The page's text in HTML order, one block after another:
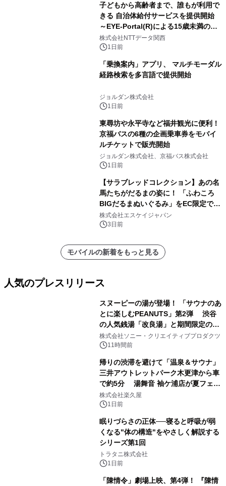
子どもから高齢者まで、誰もが利用で
きる 自治体給付サービスを提供開始
～EYE-Portal(R)による15歳未満の本
人認証と デジタルデバイド対策で実現
～
株式会社NTTデータ関西
1日前
「乗換案内」アプリ、 マルチモーダル
経路検索を多言語で提供開始
ジョルダン株式会社
1日前
東尋坊や永平寺など福井観光に便利！
京福バスの6種の企画乗車券をモバイ
ルチケットで販売開始
ジョルダン株式会社、京福バス株式会社
1日前
【サラブレッドコレクション】あの名
馬たちがだるまの姿に！ 「ふわころ
BIGだるまぬいぐるみ」をEC限定で受
注販売開始
株式会社エスケイジャパン
3日前
モバイルの新着をもっと見る
人気のプレスリリース
スヌーピーの湯が登場！ 「サウナのあ
とに楽しむPEANUTS」第2弾 渋谷
の人気銭湯「改良湯」と期間限定のコ
ラボレーション サウナイキタイコラ
ボグッズも発売決定！
株式会社ソニー・クリエイティブプロダクツ
11時間前
帰りの渋滞を避けて「温泉＆サウナ」
三井アウトレットパーク木更津から車
で約5分 湯舞音 袖ケ浦店が夏フェア
メニューを提供
株式会社楽久屋
1日前
眠りづらさの正体──寝ると呼吸が弱
くなる"体の構造"をやさしく解説する
シリーズ第1回
トラタニ株式会社
1日前
「陳情令」劇場上映、第4弾！ 『陳情